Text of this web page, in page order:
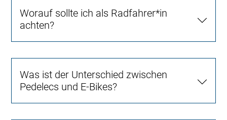
Worauf sollte ich als Radfahrer*in
achten?
Was ist der Unterschied zwischen
Pedelecs und E-Bikes?